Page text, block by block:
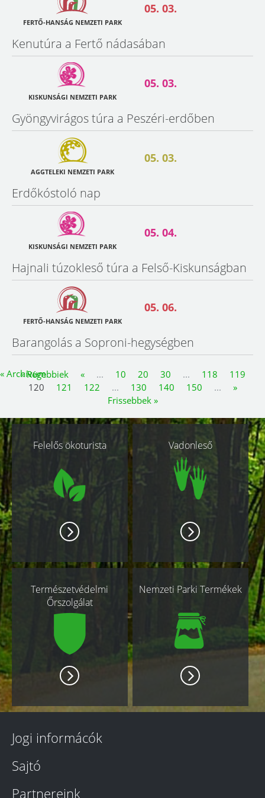
FERTŐ-HANSÁG NEMZETI PARK
05. 03.
Kenutúra a Fertő nádasában
KISKUNSÁGI NEMZETI PARK
05. 03.
Gyöngyvirágos túra a Peszéri-erdőben
AGGTELEKI NEMZETI PARK
05. 03.
Erdőkóstoló nap
KISKUNSÁGI NEMZETI PARK
05. 04.
Hajnali túzokleső túra a Felső-Kiskunságban
FERTŐ-HANSÁG NEMZETI PARK
05. 06.
Barangolás a Soproni-hegységben
« Archívum
« Régebbiek « ... 10 20 30 ... 118
119
120
121 122 ... 130 140 150 ...
»
Frissebbek »
Kapcsolódó
oldalakFelelős ökoturista Vadonleső
Természetvédelmi
Őrszolgálat
Nemzeti Parki Termékek
Jogi informácók
Sajtó
Partnereink